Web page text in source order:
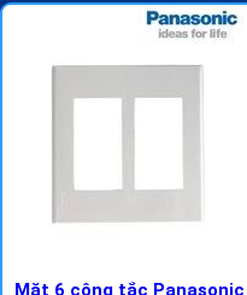
Mặt 6 công tắc